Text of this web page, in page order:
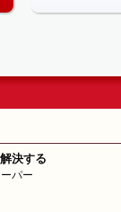
決する
パー